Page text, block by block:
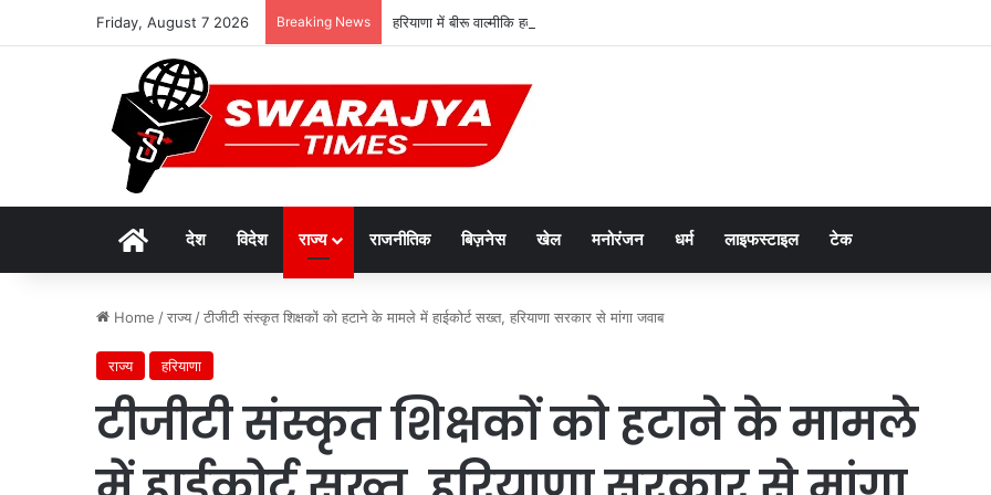
Friday, August 7 2026 Breaking News हरियाणा में बीरू वाल्मीकि हत्याकांड के आरोपियों का एनकाउंटर, परिवार की ‘खून के बदले खून’ की मांग के बीच कार्रवाई
Homeदेश विदेश राज्य राजनीतिक बिज़नेस खेल मनोरंजन धर्म लाइफस्टाइल टेक
Home /राज्य /टीजीटी संस्कृत शिक्षकों को हटाने के मामले में हाईकोर्ट सख्त, हरियाणा सरकार से मांगा जवाब
राज्य हरियाणा
टीजीटी संस्कृत शिक्षकों को हटाने के मामले